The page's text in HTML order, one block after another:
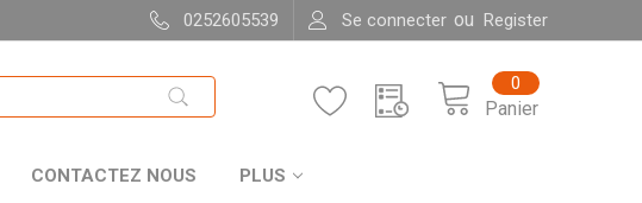
0252605539 Se connecter ou Register
Panier
0
CONTACTEZ NOUS PLUS